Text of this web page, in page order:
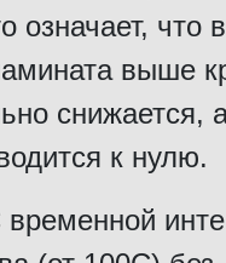
что
выше
снижается,
к нулю.